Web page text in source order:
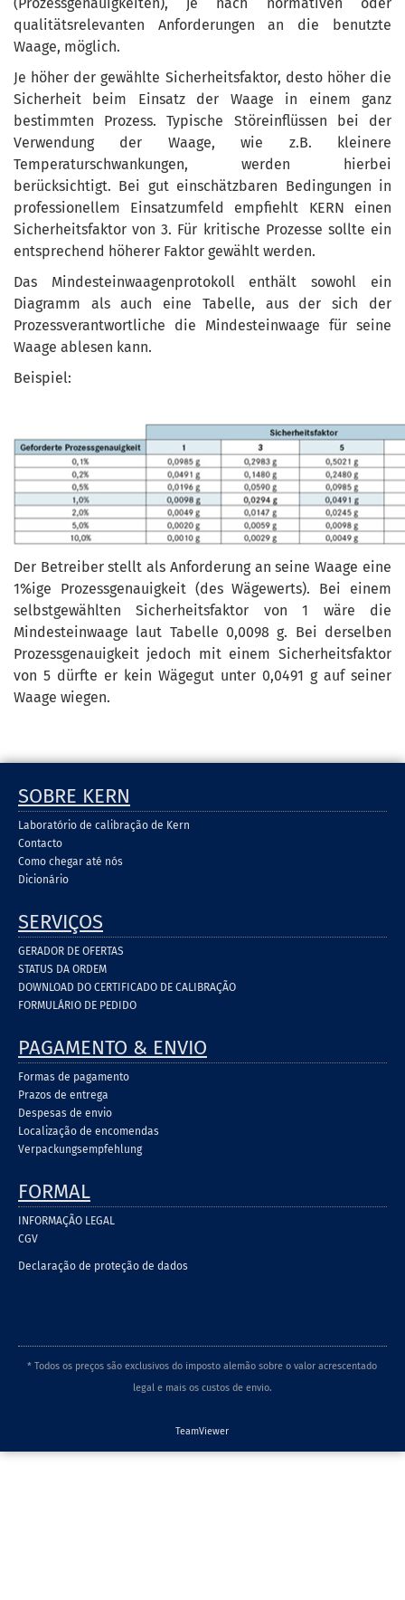
qualitätsrelevanten Anforderungen an die benutzte
Waage, möglich.
Je höher der gewählte Sicherheitsfaktor, desto höher die
Sicherheit beim Einsatz der Waage in einem ganz
bestimmten Prozess. Typische Störeinflüssen bei der
Verwendung der Waage, wie z.B. kleinere
Temperaturschwankungen, werden hierbei
berücksichtigt. Bei gut einschätzbaren Bedingungen in
professionellem Einsatzumfeld empfiehlt KERN einen
Sicherheitsfaktor von 3. Für kritische Prozesse sollte ein
entsprechend höherer Faktor gewählt werden.
Das Mindesteinwaagenprotokoll enthält sowohl ein
Diagramm als auch eine Tabelle, aus der sich der
Prozessverantwortliche die Mindesteinwaage für seine
Waage ablesen kann.
Beispiel:
Der Betreiber stellt als Anforderung an seine Waage eine
1%ige Prozessgenauigkeit (des Wägewerts). Bei einem
selbstgewählten Sicherheitsfaktor von 1 wäre die
Mindesteinwaage laut Tabelle 0,0098 g. Bei derselben
Prozessgenauigkeit jedoch mit einem Sicherheitsfaktor
von 5 dürfte er kein Wägegut unter 0,0491 g auf seiner
Waage wiegen.
SOBRE KERN
Laboratório de calibração de Kern
Contacto
Como chegar até nós
Dicionário
SERVIÇOS
GERADOR DE OFERTAS
STATUS DA ORDEM
DOWNLOAD DO CERTIFICADO DE CALIBRAÇÃO
FORMULÁRIO DE PEDIDO
PAGAMENTO & ENVIO
Formas de pagamento
Prazos de entrega
Despesas de envio
Localização de encomendas
Verpackungsempfehlung
FORMAL
INFORMAÇÃO LEGAL
CGV
Declaração de proteção de dados
* Todos os preços são exclusivos do imposto alemão sobre o valor acrescentado
legal e mais os custos de envio.
TeamViewer